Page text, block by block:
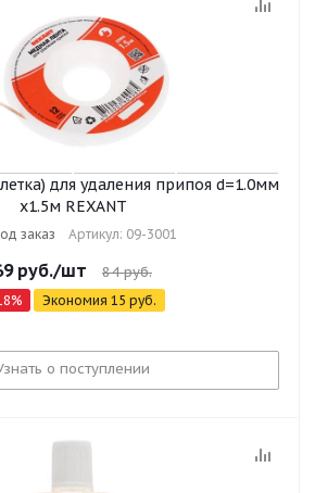
для удаления припоя d=1.0мм
x1.5м REXANT
заказ Артикул: 09-3001
руб./шт 84руб.
% Экономия 15 руб.
о поступлении